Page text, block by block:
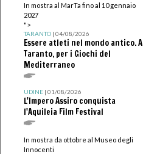
In mostra al MarTa fino al 10 gennaio
2027
">
TARANTO| 04/08/2026
Essere atleti nel mondo antico. A
Taranto, per i Giochi del
Mediterraneo
UDINE| 01/08/2026
L'Impero Assiro conquista
l'Aquileia Film Festival
In mostra da ottobre al Museo degli
Innocenti